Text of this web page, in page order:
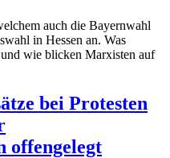
auch die Bayernwahl
in Hessen an. Was
wie blicken Marxisten auf
bei Protesten
offengelegt